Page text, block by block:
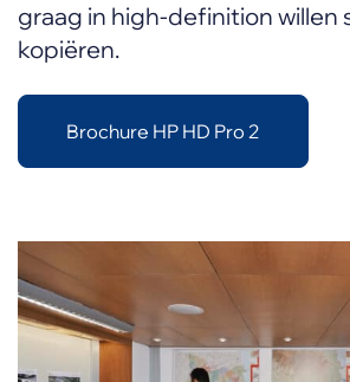
graag in high-definition willen
kopiëren.
Brochure HP HD Pro 2